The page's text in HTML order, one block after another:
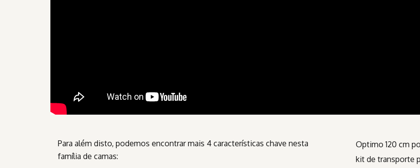
Para além disto, podemos encontrar mais 4 características chave nesta
família de camas:
Optimo 120 cm
kit de transporte